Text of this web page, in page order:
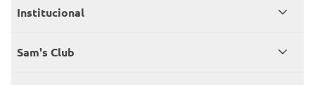
Institucional
Quem somos
Sam's Club